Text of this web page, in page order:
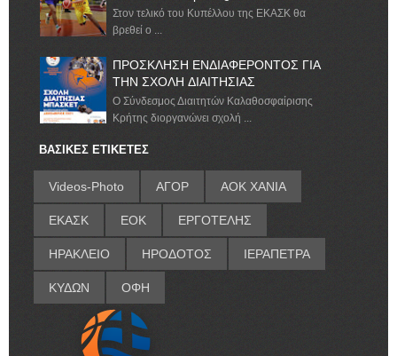
Στον τελικό του Κυπέλλου της ΕΚΑΣΚ θα
βρεθεί ο ...
ΠΡΟΣΚΛΗΣΗ ΕΝΔΙΑΦΕΡΟΝΤΟΣ ΓΙΑ
ΤΗΝ ΣΧΟΛΗ ΔΙΑΙΤΗΣΙΑΣ
Ο Σύνδεσμος Διαιτητών Καλαθοσφαίρισης
Κρήτης διοργανώνει σχολή ...
ΒΑΣΙΚΕΣ ΕΤΙΚΕΤΕΣ
Videos-Photo ΑΓΟΡ ΑΟΚ ΧΑΝΙΑ
ΕΚΑΣΚ ΕΟΚ ΕΡΓΟΤΕΛΗΣ
ΗΡΑΚΛΕΙΟ ΗΡΟΔΟΤΟΣ ΙΕΡΑΠΕΤΡΑ
ΚΥΔΩΝ ΟΦΗ